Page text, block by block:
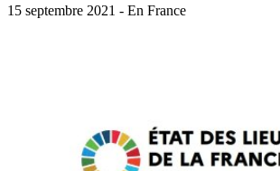
15 septembre 2021 - En France